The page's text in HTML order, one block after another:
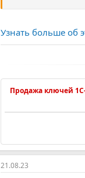
Узнать больше об
Продажа ключей
21.08.23